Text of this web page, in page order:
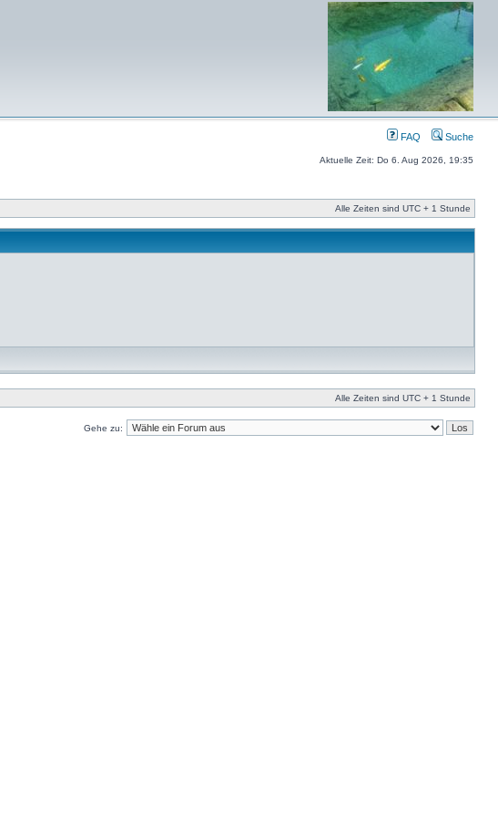
FAQ Suche
Aktuelle Zeit: Do 6. Aug 2026, 19:35
Alle Zeiten sind UTC + 1 Stunde
Alle Zeiten sind UTC + 1 Stunde
Gehe zu: